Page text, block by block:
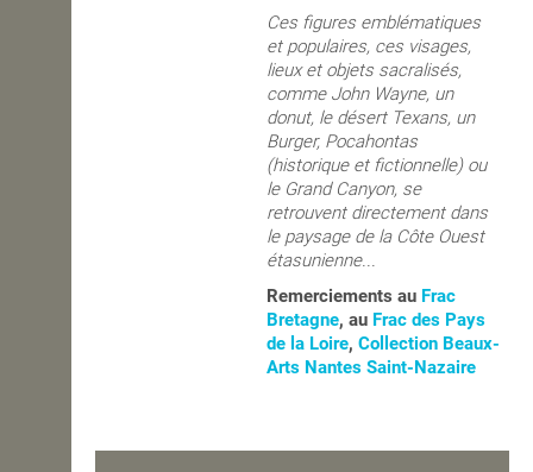
Ces figures emblématiques
et populaires, ces visages,
lieux et objets sacralisés,
comme John Wayne, un
donut, le désert Texans, un
Burger, Pocahontas
(historique et fictionnelle) ou
le Grand Canyon, se
retrouvent directement dans
le paysage de la Côte Ouest
étasunienne...
Remerciements au Frac
Bretagne, au Frac des Pays
de la Loire,Collection Beaux-
Arts Nantes Saint-Nazaire